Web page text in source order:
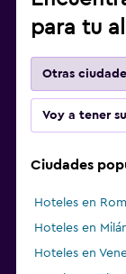
para tu
Otras
Voy a tener
Ciudades
Hoteles en
Hoteles en
Hoteles en